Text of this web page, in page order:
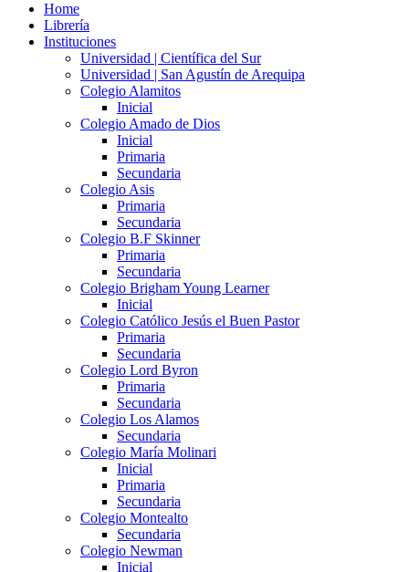
Home
Librería
Instituciones
Universidad | Científica del Sur
Universidad | San Agustín de Arequipa
Colegio Alamitos
Inicial
Colegio Amado de Dios
Inicial
Primaria
Secundaria
Colegio Asis
Primaria
Secundaria
Colegio B.F Skinner
Primaria
Secundaria
Colegio Brigham Young Learner
Inicial
Colegio Católico Jesús el Buen Pastor
Primaria
Secundaria
Colegio Lord Byron
Primaria
Secundaria
Colegio Los Alamos
Secundaria
Colegio María Molinari
Inicial
Primaria
Secundaria
Colegio Montealto
Secundaria
Colegio Newman
Inicial